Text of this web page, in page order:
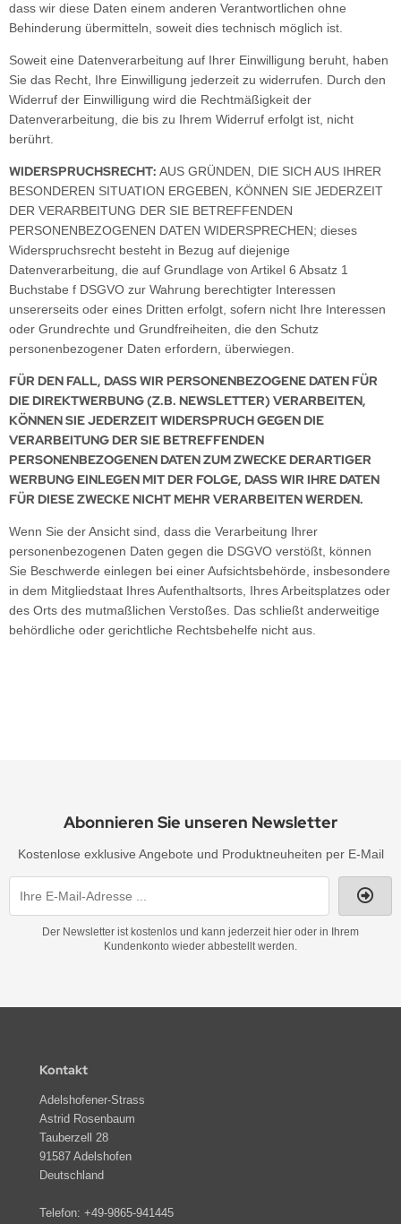
dass wir diese Daten einem anderen Verantwortlichen ohne
Behinderung übermitteln, soweit dies technisch möglich ist.
Soweit eine Datenverarbeitung auf Ihrer Einwilligung beruht, haben
Sie das Recht, Ihre Einwilligung jederzeit zu widerrufen. Durch den
Widerruf der Einwilligung wird die Rechtmäßigkeit der
Datenverarbeitung, die bis zu Ihrem Widerruf erfolgt ist, nicht
berührt.
WIDERSPRUCHSRECHT: AUS GRÜNDEN, DIE SICH AUS IHRER
BESONDEREN SITUATION ERGEBEN, KÖNNEN SIE JEDERZEIT
DER VERARBEITUNG DER SIE BETREFFENDEN
PERSONENBEZOGENEN DATEN WIDERSPRECHEN; dieses
Widerspruchsrecht besteht in Bezug auf diejenige
Datenverarbeitung, die auf Grundlage von Artikel 6 Absatz 1
Buchstabe f DSGVO zur Wahrung berechtigter Interessen
unsererseits oder eines Dritten erfolgt, sofern nicht Ihre Interessen
oder Grundrechte und Grundfreiheiten, die den Schutz
personenbezogener Daten erfordern, überwiegen.
FÜR DEN FALL, DASS WIR PERSONENBEZOGENE DATEN FÜR
DIE DIREKTWERBUNG (Z.B. NEWSLETTER) VERARBEITEN,
KÖNNEN SIE JEDERZEIT WIDERSPRUCH GEGEN DIE
VERARBEITUNG DER SIE BETREFFENDEN
PERSONENBEZOGENEN DATEN ZUM ZWECKE DERARTIGER
WERBUNG EINLEGEN MIT DER FOLGE, DASS WIR IHRE DATEN
FÜR DIESE ZWECKE NICHT MEHR VERARBEITEN WERDEN.
Wenn Sie der Ansicht sind, dass die Verarbeitung Ihrer
personenbezogenen Daten gegen die DSGVO verstößt, können
Sie Beschwerde einlegen bei einer Aufsichtsbehörde, insbesondere
in dem Mitgliedstaat Ihres Aufenthaltsorts, Ihres Arbeitsplatzes oder
des Orts des mutmaßlichen Verstoßes. Das schließt anderweitige
behördliche oder gerichtliche Rechtsbehelfe nicht aus.
Abonnieren Sie unseren Newsletter
Kostenlose exklusive Angebote und Produktneuheiten per E-Mail
Der Newsletter ist kostenlos und kann jederzeit hier oder in Ihrem
Kundenkonto wieder abbestellt werden.
Kontakt
Adelshofener-Strass
Astrid Rosenbaum
Tauberzell 28
91587 Adelshofen
Deutschland
Telefon: +49-9865-941445